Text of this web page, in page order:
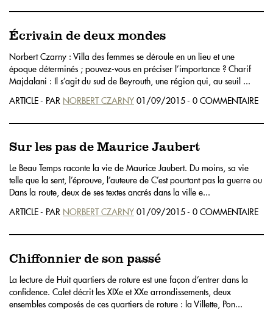
Écrivain de deux mondes
Norbert Czarny : Villa des femmes se déroule en un lieu et une
époque déterminés ; pouvez-vous en préciser l’importance ? Charif
Majdalani : Il s’agit du sud de Beyrouth, une région qui, au seuil ...
ARTICLE - PAR NORBERT CZARNY 01/09/2015 - 0 COMMENTAIRE
Sur les pas de Maurice Jaubert
Le Beau Temps raconte la vie de Maurice Jaubert. Du moins, sa vie
telle que la sent, l’éprouve, l’auteure de C’est pourtant pas la guerre ou
Dans la route, deux de ses textes ancrés dans la ville e...
ARTICLE - PAR NORBERT CZARNY 01/09/2015 - 0 COMMENTAIRE
Chiffonnier de son passé
La lecture de Huit quartiers de roture est une façon d’entrer dans la
confidence. Calet décrit les XIXe et XXe arrondissements, deux
ensembles composés de ces quartiers de roture : la Villette, Pon...